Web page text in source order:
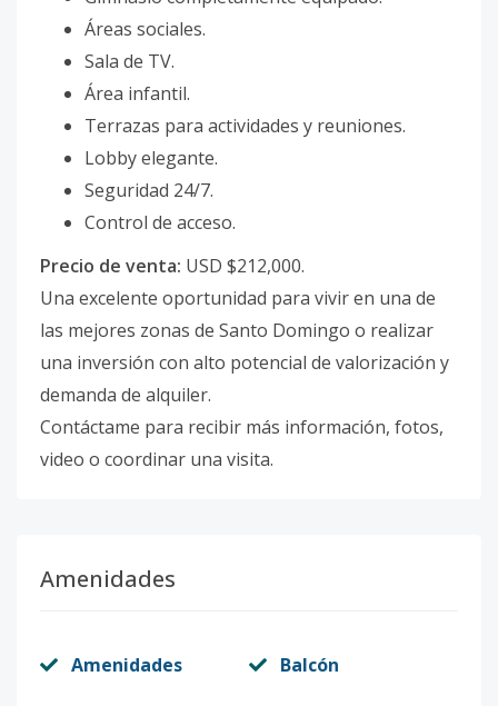
Áreas sociales.
Sala de TV.
Área infantil.
Terrazas para actividades y reuniones.
Lobby elegante.
Seguridad 24/7.
Control de acceso.
Precio de venta: USD $212,000.
Una excelente oportunidad para vivir en una de
las mejores zonas de Santo Domingo o realizar
una inversión con alto potencial de valorización y
demanda de alquiler.
Contáctame para recibir más información, fotos,
video o coordinar una visita.
Amenidades
Amenidades Balcón